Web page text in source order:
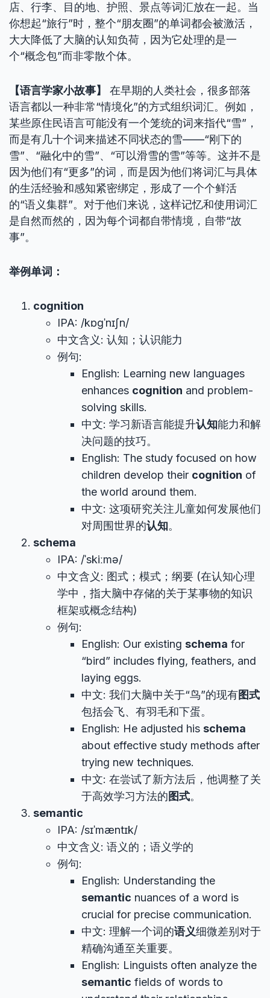
店、行李、目的地、护照、景点等词汇放在一起。当
你想起“旅行”时，整个“朋友圈”的单词都会被激活，
大大降低了大脑的认知负荷，因为它处理的是一
个“概念包”而非零散个体。
【语言学家小故事】
在早期的人类社会，很多部落
语言都以一种非常“情境化”的方式组织词汇。例如，
某些原住民语言可能没有一个笼统的词来指代“雪”，
而是有几十个词来描述不同状态的雪——“刚下的
雪”、“融化中的雪”、“可以滑雪的雪”等等。这并不是
因为他们有“更多”的词，而是因为他们将词汇与具体
的生活经验和感知紧密绑定，形成了一个个鲜活
的“语义集群”。对于他们来说，这样记忆和使用词汇
是自然而然的，因为每个词都自带情境，自带“故
事”。
举例单词：
cognition
IPA: /kɒɡˈnɪʃn/
中文含义: 认知；认识能力
例句:
English: Learning new languages
enhances cognition and problem-
solving skills.
中文: 学习新语言能提升认知能力和解
决问题的技巧。
English: The study focused on how
children develop their cognition of
the world around them.
中文: 这项研究关注儿童如何发展他们
对周围世界的认知。
schema
IPA: /ˈskiːmə/
中文含义: 图式；模式；纲要 (在认知心理
学中，指大脑中存储的关于某事物的知识
框架或概念结构)
例句:
English: Our existing schema for
“bird” includes flying, feathers, and
laying eggs.
中文: 我们大脑中关于“鸟”的现有图式
包括会飞、有羽毛和下蛋。
English: He adjusted his schema
about effective study methods after
trying new techniques.
中文: 在尝试了新方法后，他调整了关
于高效学习方法的图式。
semantic
IPA: /sɪˈmæntɪk/
中文含义: 语义的；语义学的
例句:
English: Understanding the
semantic nuances of a word is
crucial for precise communication.
中文: 理解一个词的语义细微差别对于
精确沟通至关重要。
English: Linguists often analyze the
semantic fields of words to